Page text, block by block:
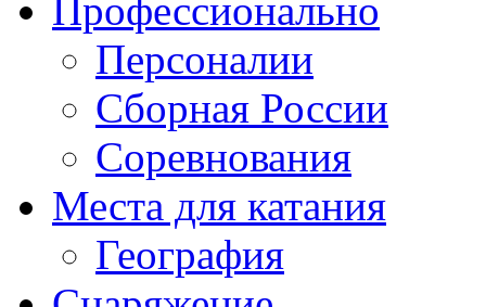
Профессионально
Персоналии
Сборная России
Соревнования
Места для катания
География